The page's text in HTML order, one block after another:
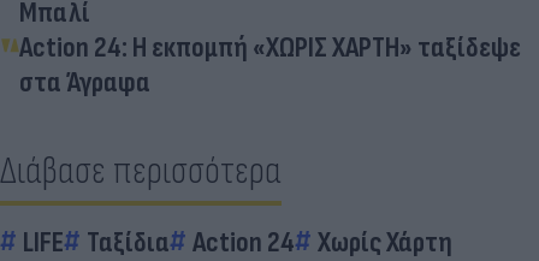
Μπαλί
Action 24: Η εκπομπή «ΧΩΡΙΣ ΧΑΡΤΗ» ταξίδεψε
στα Άγραφα
Διάβασε περισσότερα
LIFE Ταξίδια Action 24 Χωρίς Χάρτη